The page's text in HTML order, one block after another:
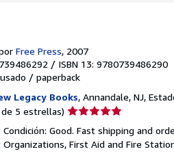
Free Press, 2007
/ ISBN 13: 9780739486290
/ paperback
Legacy Books, Annandale, NJ,
5 estrellas) Calificación
vendedor:
5
Condición: Good. Fast shipping and
First Aid and Fire